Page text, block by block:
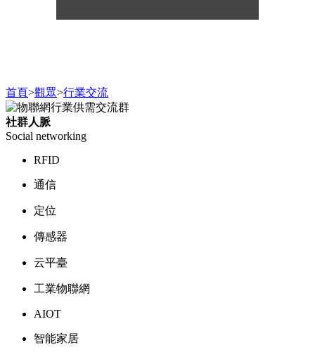
首頁>觀眾>行業交流
社群人脈
Social networking
RFID
通信
定位
傳感器
云平臺
工業物聯網
AIOT
智能家居